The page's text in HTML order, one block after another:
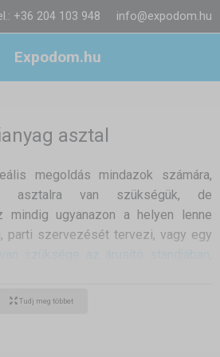
+36 204 103 948 info@expodom.hu
Expodom.hu
asztal
megoldás mindazok számára,
asztalra van szükségük, de
mindig ugyanazon a helyen lenne
parti szervezését tervezi, vagy egy
szüksége az árusító standjában
Tudj meg többet